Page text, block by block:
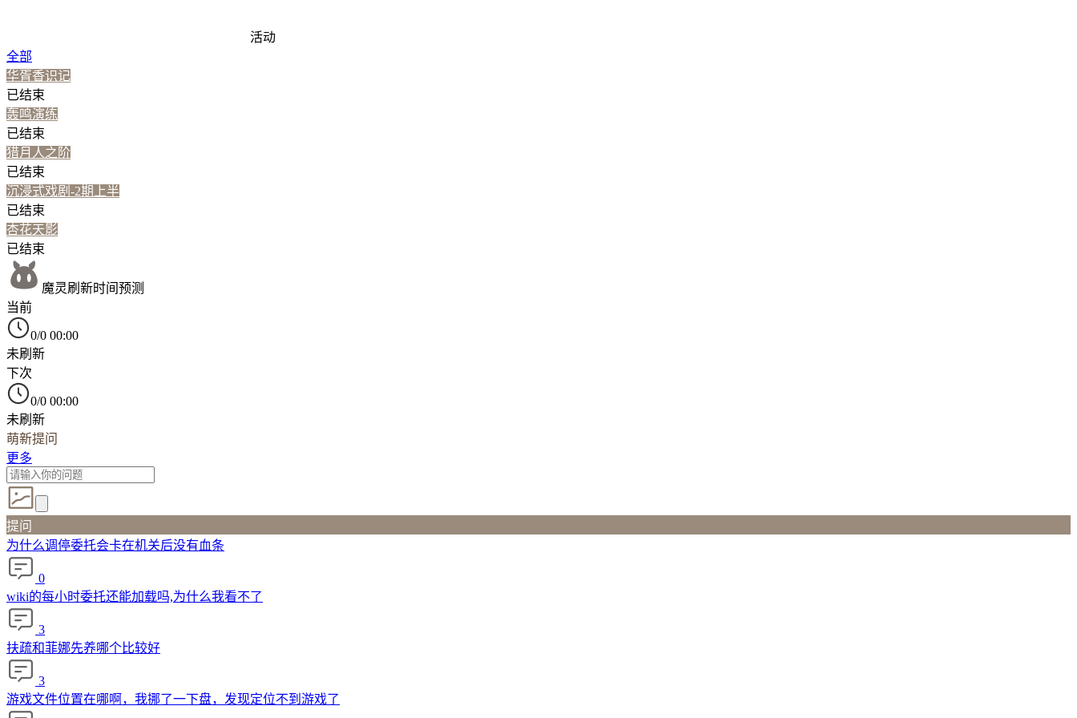
活动
全部
华胥香识记
已结束
轰鸣演练
已结束
猎月人之阶
已结束
沉浸式戏剧-2期上半
已结束
杏花天影
已结束
魔灵刷新时间预测
当前
0/0 00:00
未刷新
下次
0/0 00:00
未刷新
萌新提问
更多
提问
为什么调停委托会卡在机关后没有血条
0
wiki的每小时委托还能加载吗,为什么我看不了
3
扶疏和菲娜先养哪个比较好
3
游戏文件位置在哪啊，我挪了一下盘，发现定位不到游戏了